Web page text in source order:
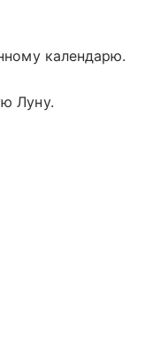
календарю.
Луну.